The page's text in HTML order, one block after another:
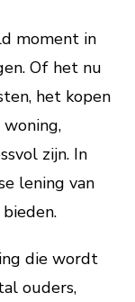
moment in
Of het nu
het kopen
zijn. In
lening van
die wordt
ouders,